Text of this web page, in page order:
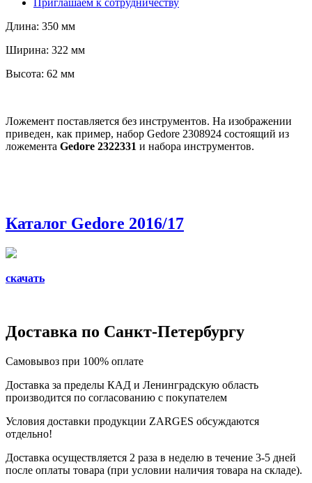
Длина: 350 мм
Ширина: 322 мм
Высота: 62 мм
Ложемент поставляется без инструментов. На изображении
приведен, как пример, набор Gedore 2308924 состоящий из
ложемента Gedore 2322331 и набора инструментов.
Каталог Gedore 2016/17
скачать
Доставка по Санкт-Петербургу
Самовывоз при 100% оплате
Доставка за пределы КАД и Ленинградскую область
производится по согласованию с покупателем
Условия доставки продукции ZARGES обсуждаются
отдельно!
Доставка осуществляется 2 раза в неделю в течение 3-5 дней
после оплаты товара (при условии наличия товара на складе).